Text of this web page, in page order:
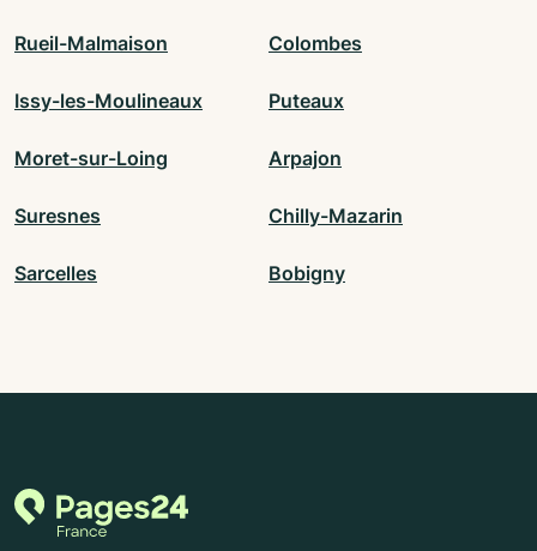
Rueil-Malmaison Colombes
Issy-les-Moulineaux Puteaux
Moret-sur-Loing Arpajon
Suresnes Chilly-Mazarin
Sarcelles Bobigny